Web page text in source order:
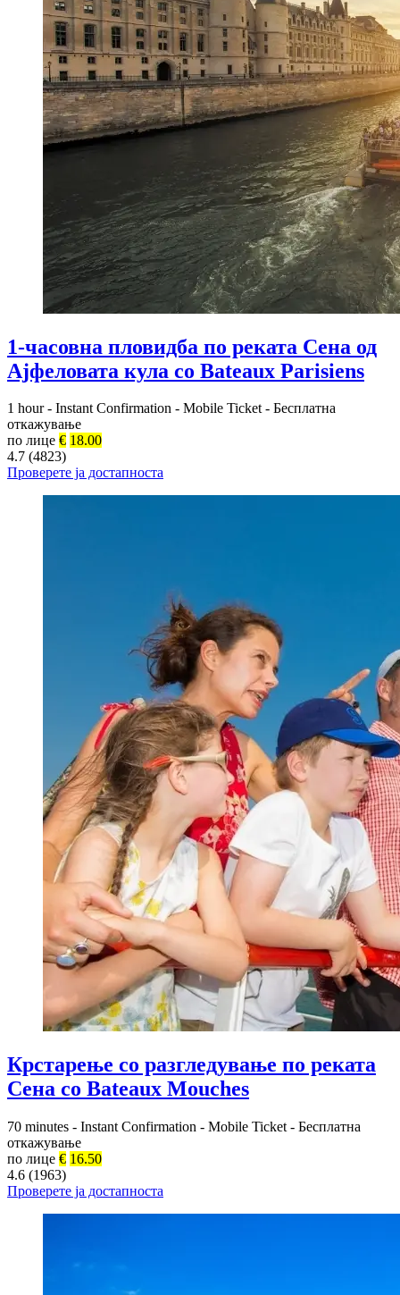
1-часовна пловидба по реката Сена од
Ајфеловата кула со Bateaux Parisiens
1 hour - Instant Confirmation - Mobile Ticket - Бесплатна
откажување
по лице € 18.00
4.7 (4823)
Проверете ја достапноста
Крстарење со разгледување по реката
Сена со Bateaux Mouches
70 minutes - Instant Confirmation - Mobile Ticket - Бесплатна
откажување
по лице € 16.50
4.6 (1963)
Проверете ја достапноста